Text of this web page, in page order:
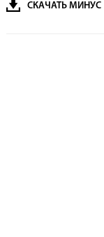
СКАЧАТЬ МИНУС